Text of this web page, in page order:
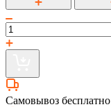
Самовывоз бесплатно